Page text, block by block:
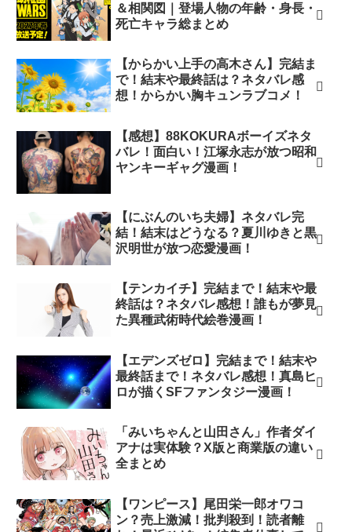
＆相関図｜登場人物の年齢・身長・
死亡キャラ総まとめ
【からかい上手の高木さん】完結ま
で！結末や最終話は？ネタバレ感
想！からかい胸キュンラブコメ！
【感想】88KOKURAボーイズネタ
バレ！面白い！江塚永志が放つ昭和
ヤンキーギャグ漫画！
【にぶんのいち夫婦】ネタバレ完
結！結末はどうなる？夏川ゆきと黒
沢明世が放つ恋愛漫画！
【テンカイチ】完結まで！結末や最
終話は？ネタバレ感想！誰もが夢見
た異種武術時代絵巻漫画！
【エデンズゼロ】完結まで！結末や
最終話まで！ネタバレ感想！真島ヒ
ロが描くSFファンタジー漫画！
「みいちゃんと山田さん」作者ダイ
アナは実体験？X版と商業版の違い
全まとめ
【ワンピース】尾田栄一郎オワコ
ン？売上激減！批判殺到！読者離